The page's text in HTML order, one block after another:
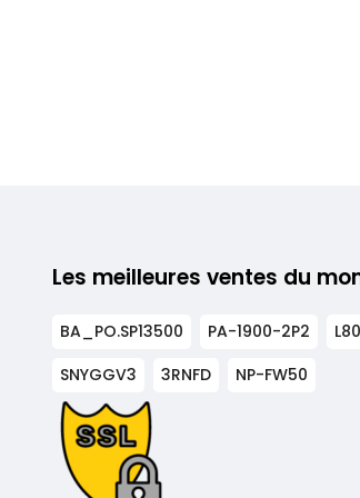
Les meilleures ventes du
BA_PO.SP13500 PA-1900-2P2
SNYGGV3
3RNFD NP-FW50